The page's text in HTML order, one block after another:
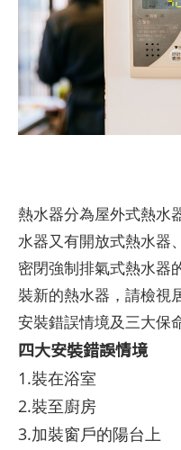
熱水器分為屋外式熱水
水器又有開放式熱水器
密閉強制排氣式熱水器
裝新的熱水器，請檢視
安裝錯誤情境及三大保
四大安裝錯誤情境
1.裝在浴室
2.裝至廚房
3.加裝窗戶的陽台上